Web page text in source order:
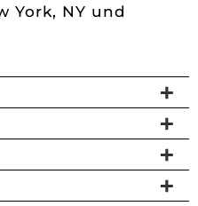
York, NY und